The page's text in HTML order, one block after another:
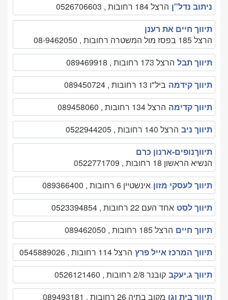
ניתוב נדל"ן הרצל 184 רחובות , 0526706603
תיווך חיים את רענן
הרצל 185 בפסז מול המשטרה רחובות , 08-9462050
תיווך תבל הרצל 173 רחובות , 089469918
תיווך קידמה ביל"ו 13 רחובות , 089450724
תיווך קדימה הרצל 134 רחובות , 089458060
תיווך ניב הרצל 140 רחובות , 0522944205
תיווךנופים-ארנון כרם
הנשיא הראשון 18 רחובות , 0522771709
תיווך לעסקי מזון אינשטיין 6 רחובות , 089366400
תיווך לסט אחד העם 22 רחובות , 0523394854
תיווך חיים הרצל 185 רחובות , 089462050
תיווך המרכז אייל פרץ הרצל 114 רחובות , 0545889026
תיווך ג.יעקב קובנר 2/8 רחובות , 0526121460
תיווך בית וגן מקוב בתיה 26 רחובות , 089493181